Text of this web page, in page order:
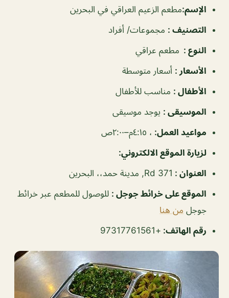
الإسم:مطعم الزعيم العراقي في البحرين
التصنيف : مجموعات/ أفراد
النوع : مطعم عراقي
الأسعار : أسعار متوسطة
الأطفال : مناسب للأطفال
الموسيقى : يوجد موسيقى
مواعيد العمل: ، ٤:١٥م–٢:٠٠ص
لزيارة الموقع الالكتروني:
العنوان : Rd 371, مدينة حمد،، البحرين
الموقع على خرائط جوجل : للوصول للمطعم عبر خرائط
جوجل من هنا
رقم الهاتف: +97317761561